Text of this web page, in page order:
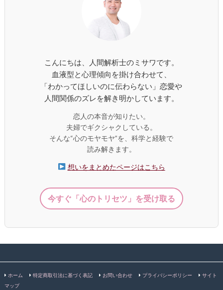
こんにちは、人間解析士のミサワです。
血液型と心理傾向を掛け合わせて、
「わかってほしいのに伝わらない」恋愛や
人間関係のズレを解き明かしています。
恋人の本音が知りたい。
夫婦でギクシャクしている。
そんな“心のモヤモヤ”を、科学と経験で
読み解きます。
想いをまとめたページはこちら
今すぐ「心のトリセツ」を受け取る
ホーム 特定商取引法に基づく表記 お問い合わせ プライバシーポリシー
サイト
マップ